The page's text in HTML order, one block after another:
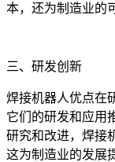
本，还为制造业的
三、研发创新
焊接机器人优点在
它们的研发和应用
研究和改进，焊接
这为制造业的发展